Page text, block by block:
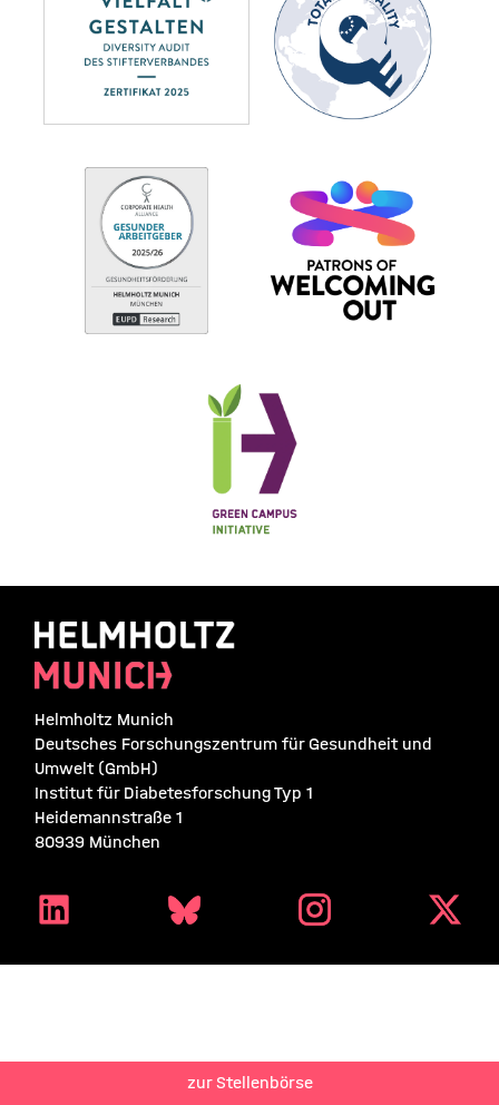
Helmholtz Munich
Deutsches Forschungszentrum für Gesundheit und
Umwelt (GmbH)
Institut für Diabetesforschung Typ 1
Heidemannstraße 1
80939 München
zur Stellenbörse